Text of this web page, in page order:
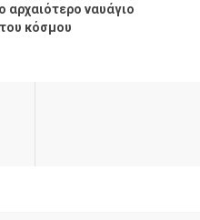
ναυάγιο
κόσμου